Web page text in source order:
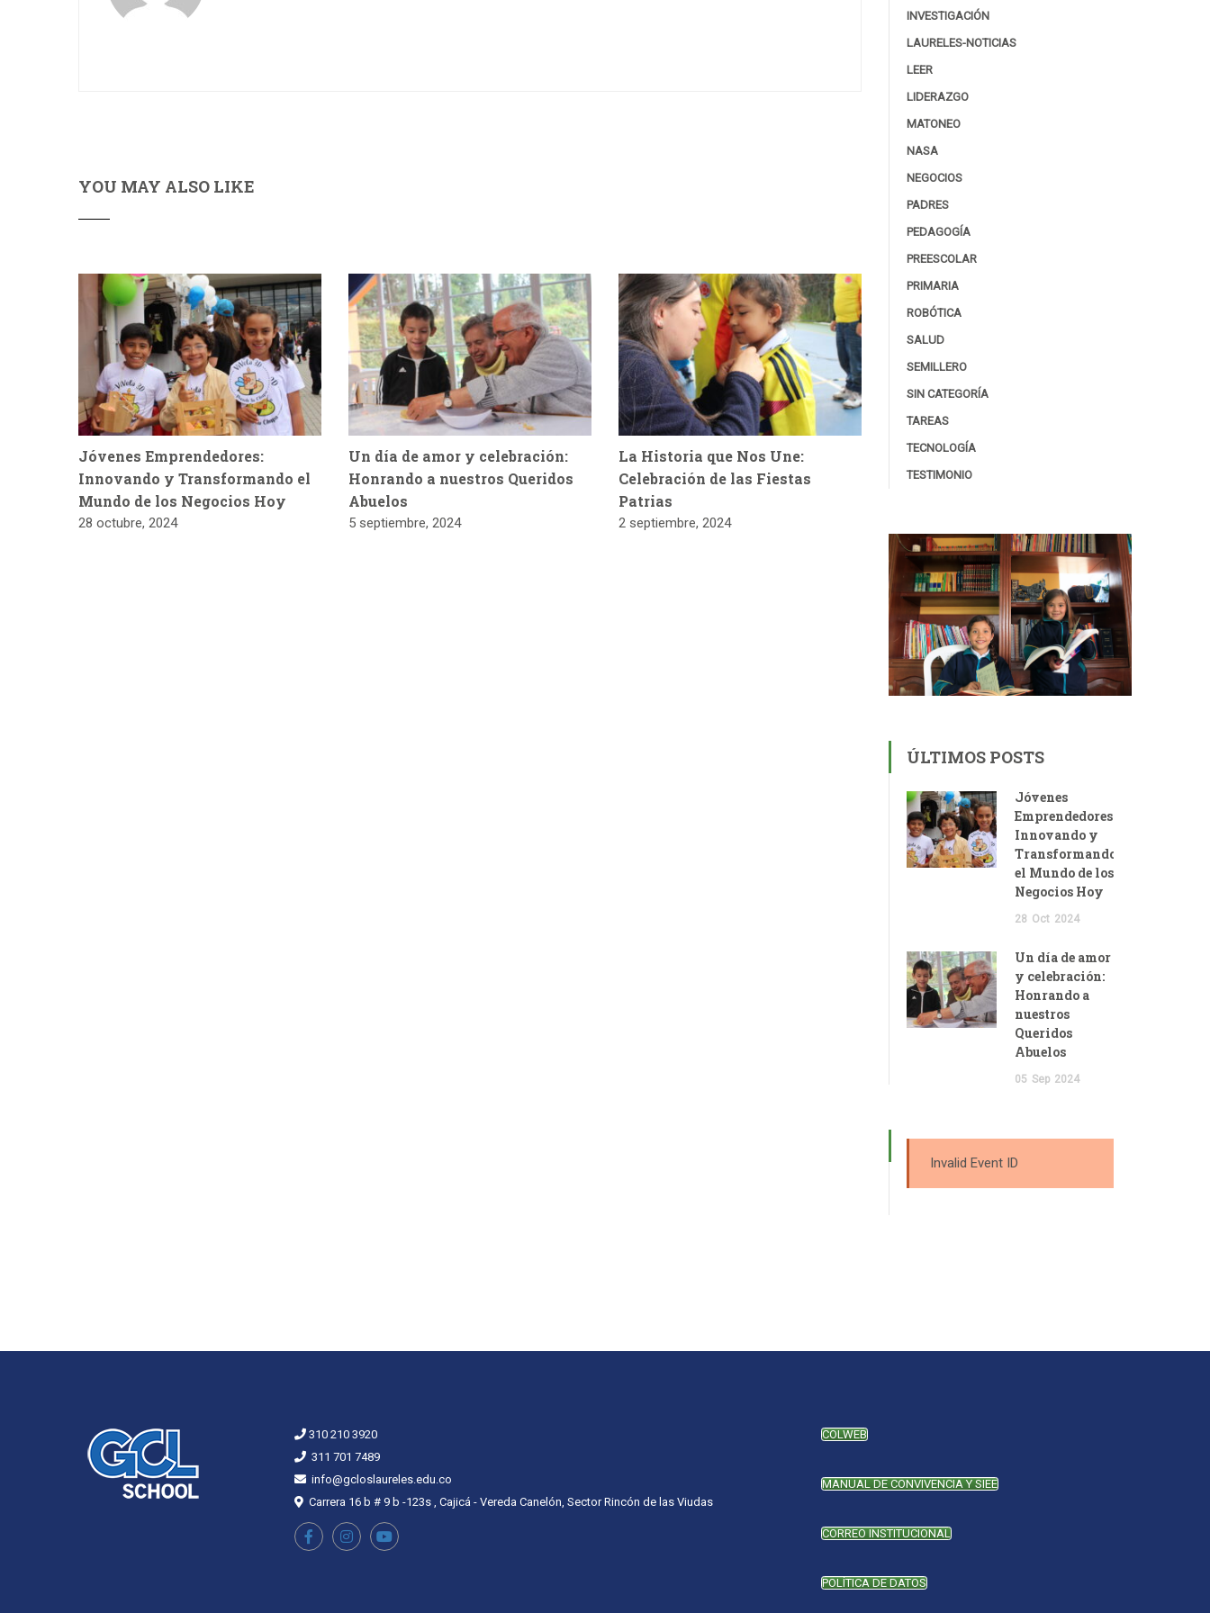
YOU MAY ALSO LIKE
Jóvenes Emprendedores:
Innovando y Transformando el
Mundo de los Negocios Hoy
28 octubre, 2024
Un día de amor y celebración:
Honrando a nuestros Queridos
Abuelos
5 septiembre, 2024
La Historia que Nos Une:
Celebración de las Fiestas
Patrias
2 septiembre, 2024
INVESTIGACIÓN
LAURELES-NOTICIAS
LEER
LIDERAZGO
MATONEO
NASA
NEGOCIOS
PADRES
PEDAGOGÍA
PREESCOLAR
PRIMARIA
ROBÓTICA
SALUD
SEMILLERO
SIN CATEGORÍA
TAREAS
TECNOLOGÍA
TESTIMONIO
ÚLTIMOS POSTS
Jóvenes
Emprendedores:
Innovando y
Transformando
el Mundo de los
Negocios Hoy
28 Oct 2024
Un día de amor
y celebración:
Honrando a
nuestros
Queridos
Abuelos
05 Sep 2024
Invalid Event ID
310 210 3920
311 701 7489
info@gcloslaureles.edu.co
Carrera 16 b # 9 b -123s , Cajicá - Vereda Canelón, Sector Rincón de las Viudas
COLWEB
MANUAL DE CONVIVENCIA Y SIEE
CORREO INSTITUCIONAL
POLÍTICA DE DATOS